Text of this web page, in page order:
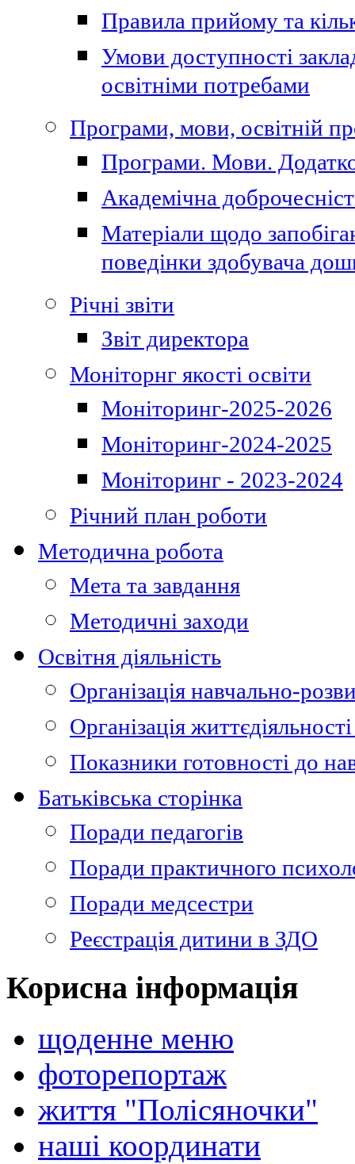
Правила прийому та
Умови доступності
освітніми потребами
Програми, мови, освітній
Програми. Мови.
Академічна
Матеріали щодо
поведінки здобувача
Річні звіти
Звіт директора
Моніторнг якості освіти
Моніторинг-2025-2026
Моніторинг-2024-2025
Моніторинг - 2023-2024
Річний план роботи
Методична робота
Мета та завдання
Методичні заходи
Освітня діяльність
Організація навчально-
Організація
Показники готовності до
Батьківська сторінка
Поради педагогів
Поради практичного
Поради медсестри
Реєстрація дитини в ЗДО
Корисна інформація
щоденне меню
фоторепортаж
життя "Полісяночки"
наші координати